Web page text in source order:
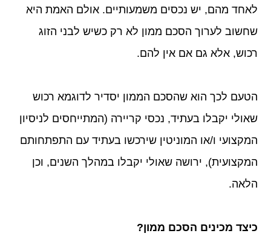
לאחד מהם, יש נכסים משמעותיים. אולם האמת היא
שחשוב לערוך הסכם ממון לא רק כשיש לבני הזוג
רכוש, אלא גם אם אין להם.
הטעם לכך הוא שהסכם הממון יסדיר לדוגמא רכוש
שאולי יקבלו בעתיד, נכסי קריירה (המתייחסים לניסיון
המקצועי ו/או המוניטין שירכשו בעתיד עם התפתחותם
המקצועית), ירושה שאולי יקבלו במהלך השנים, וכן
הלאה.
כיצד מכינים הסכם ממון?